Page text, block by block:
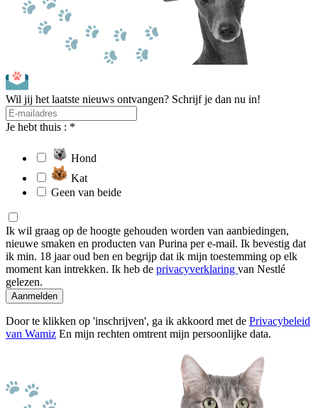
Wil jij het laatste nieuws ontvangen? Schrijf je dan nu in!
Je hebt thuis : *
Hond
Kat
Geen van beide
Ik wil graag op de hoogte gehouden worden van aanbiedingen,
nieuwe smaken en producten van Purina per e-mail. Ik bevestig dat
ik min. 18 jaar oud ben en begrijp dat ik mijn toestemming op elk
moment kan intrekken. Ik heb de privacyverklaring van Nestlé
gelezen.
Aanmelden
Door te klikken op 'inschrijven', ga ik akkoord met de Privacybeleid
van Wamiz En mijn rechten omtrent mijn persoonlijke data.